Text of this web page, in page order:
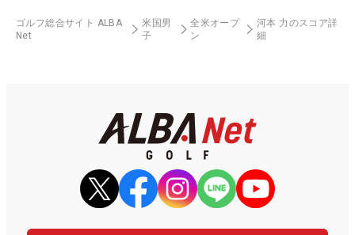
ゴルフ総合サイト ALBA
Net
米国男
子
全米オープ
ン
河本 力のスコア詳
細